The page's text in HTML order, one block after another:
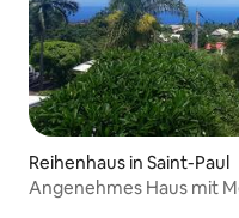
Reihenhaus in Saint-Paul
Angenehmes Haus mit